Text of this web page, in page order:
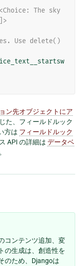
The sky
Use delete()
ン先オブジェクトにア
た、フィールドルック
方は フィールドルック
API の詳細は データベ
コンテンツ追加、変
の生成は、創造性を
のため、Djangoは